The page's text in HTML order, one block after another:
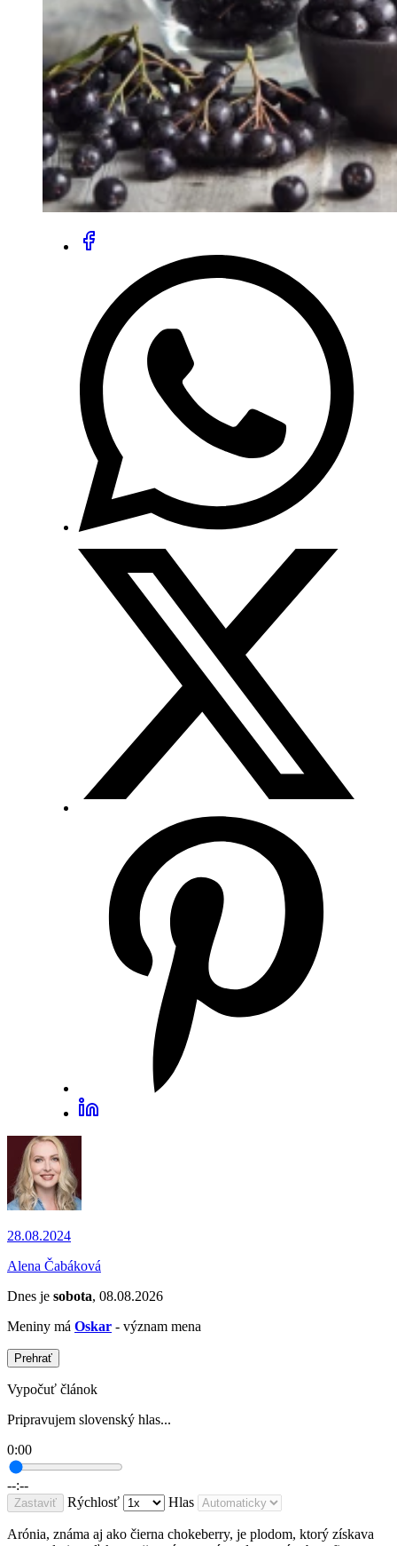
28.08.2024
Alena Čabáková
Dnes je sobota, 08.08.2026
Meniny má Oskar - význam mena
Prehrať
Vypočuť článok
Pripravujem slovenský hlas...
0:00
--:--
Zastaviť Rýchlosť Hlas
Arónia, známa aj ako čierna chokeberry, je plodom, ktorý získava